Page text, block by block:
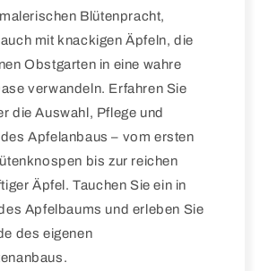
Blütenpracht,
mit knackigen Äpfeln, die
Obstgarten in eine wahre
verwandeln. Erfahren Sie
die Auswahl, Pflege und
Apfelanbaus – vom ersten
bis zur reichen
Äpfel. Tauchen Sie ein in
Apfelbaums und erleben Sie
des eigenen